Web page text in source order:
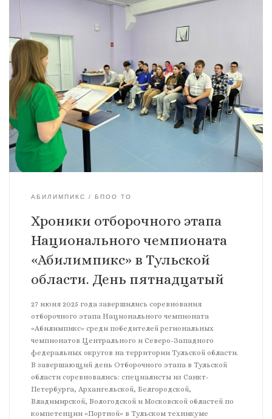
АБИЛИМПИКС БПОО ТО
Хроники отборочного этапа
Национального чемпионата
«Абилимпикс» в Тульской
области. День пятнадцатый
27 июня 2025 года завершились соревнования
отборочного этапа Национального чемпионата
«Абилимпикс» среди победителей региональных
чемпионатов Центрального и Северо-Западного
федеральных округов на территории Тульской области.
В завершающий день Отборочного этапа в Тульской
области соревновались: специалисты из Санкт-
Петербурга, Архангельской, Белгородской,
Владимирской, Вологодской и Московской областей по
компетенции «Портной» в Тульском техникуме